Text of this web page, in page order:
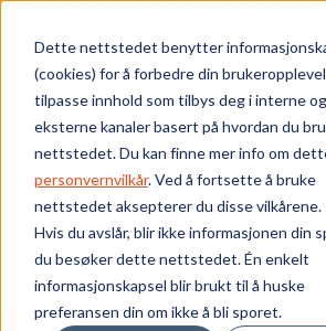
Dette nettstedet benytter
(cookies) for å forbedre din
tilpasse innhold som tilbys deg i interne og
eksterne kanaler basert på hvordan du
nettstedet. Du kan finne mer info om
personvernvilkår. Ved å fortsette å bruke
nettstedet aksepterer du disse vilkårene.
Hvis du avslår, blir ikke informasjonen din
du besøker dette nettstedet. Én enkelt
informasjonskapsel blir brukt til å huske
preferansen din om ikke å bli sporet.
Skip to main content
Matrise
Bærekraft
Vi tilbyr
Ressurser
Om oss